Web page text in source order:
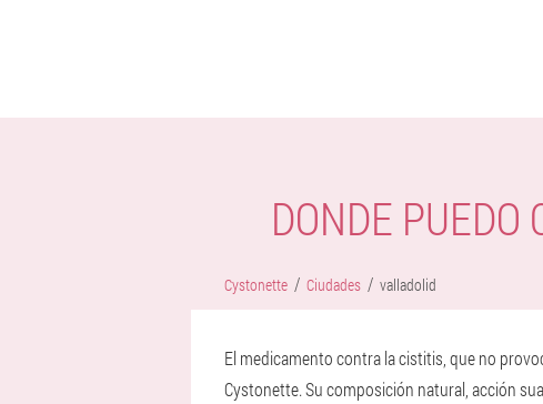
DONDE
Cystonette Ciudades valladolid
El medicamento contra la cistitis, que no
Cystonette. Su composición natural, acción